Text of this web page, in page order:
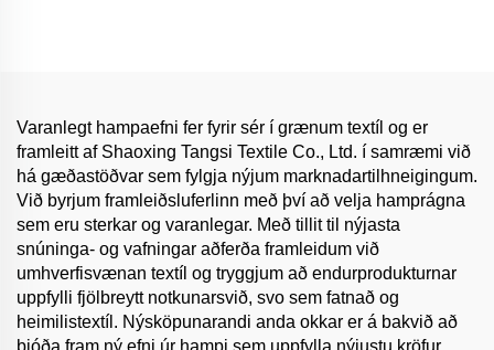
Varanlegt hampaefni fer fyrir sér í grænum textíl og er
framleitt af Shaoxing Tangsi Textile Co., Ltd. í samræmi við
há gæðastöðvar sem fylgja nýjum marknadartilhneigingum.
Við byrjum framleiðsluferlinn með því að velja hamprágna
sem eru sterkar og varanlegar. Með tillit til nýjasta
snúninga- og vafningar aðferða framleidum við
umhverfisvænan textíl og tryggjum að endurprodukturnar
uppfylli fjölbreytt notkunarsvið, svo sem fatnað og
heimilistextíl. Nýsköpunarandi anda okkar er á bakvið að
bjóða fram ný efni úr hampi sem uppfylla nýjustu kröfur